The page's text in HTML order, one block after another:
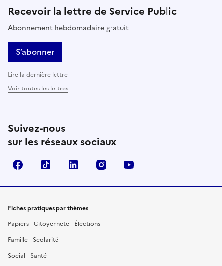
Recevoir la lettre de Service Public
Abonnement hebdomadaire gratuit
S’abonner
Lire la dernière lettre
Voir toutes les lettres
Suivez-nous
sur les réseaux sociaux
FacebookTikTok LinkedIn Instagram
Fiches pratiques par thèmes
Papiers - Citoyenneté - Élections
Famille - Scolarité
Social - Santé